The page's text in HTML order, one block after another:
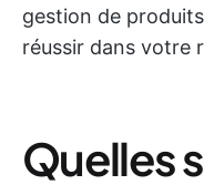
gestion de
réussir dans votre
Quelles